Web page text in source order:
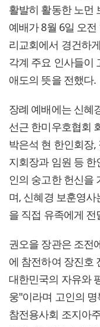
활발히 활동한 노먼
예배가 8월 6일 오
리교회에서 경건하
각계 주요 인사들이
애도의 뜻을 전했다.
장례 예배에는 신혜
선근 한미우호협회
박은석 현 한인회장
지회장과 임원 등
인의 숭고한 헌신을
며, 신혜경 보훈영
을 직접 유족에게 전
권오을 장관은 조전
에 참전하여 장진호
대한민국의 자유와
웅"이라며 고인의
참전용사회 조지아